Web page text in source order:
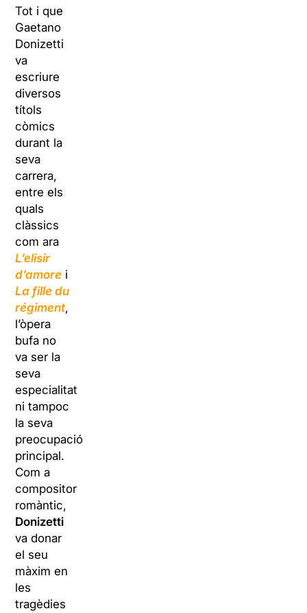
Tot i que
Gaetano
Donizetti
va
escriure
diversos
títols
còmics
durant la
seva
carrera,
entre els
quals
clàssics
com ara
L’elisir
d’amore i
La fille du
régiment,
l’òpera
bufa no
va ser la
seva
especialitat
ni tampoc
la seva
preocupació
principal.
Com a
compositor
romàntic,
Donizetti
va donar
el seu
màxim en
les
tragèdies